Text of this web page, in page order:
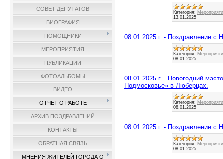
СОВЕТ ДЕПУТАТОВ
БИОГРАФИЯ
ПОМОЩНИКИ
МЕРОПРИЯТИЯ
ПУБЛИКАЦИИ
ФОТОАЛЬБОМЫ
ВИДЕО
ОТЧЕТ О РАБОТЕ
АРХИВ ПОЗДРАВЛЕНИЙ
КОНТАКТЫ
ОБРАТНАЯ СВЯЗЬ
МНЕНИЯ ЖИТЕЛЕЙ ГОРОДА О
Категория:
13.01.2025
08.01.2025 г. - Поздравление
Категория:
08.01.2025
08.01.2025 г. - Новогодний
Подмосковье» в Люберцах.
Категория:
08.01.2025
08.01.2025 г. - Поздравление
Категория:
08.01.2025